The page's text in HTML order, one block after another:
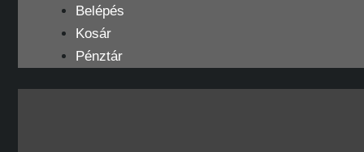
tartalomba
Belépés
Kosár
Pénztár